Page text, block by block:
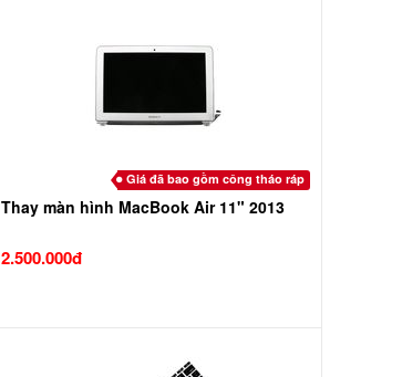
Giá đã bao gồm công tháo ráp
Thay màn hình MacBook Air 11" 2013
2.500.000đ